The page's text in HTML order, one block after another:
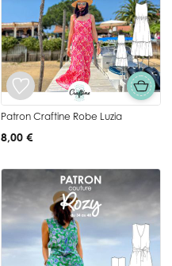
Patron Craftine Robe Luzia
8,00 €